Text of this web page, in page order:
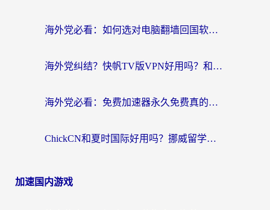
海外党必看：如何选对电脑翻墙回国软件，轻松解锁国内资源？
海外党纠结？快帆TV版VPN好用吗？和扇贝手游VPN对比哪个回国效果更好？
海外党必看：免费加速器永久免费真的存在吗？教你选对回国加速器无缝刷国内资源
ChickCN和夏时国际好用吗？挪威留学生亲测3款回国加速器，附穿梭和加速喵对比指南
加速国内游戏